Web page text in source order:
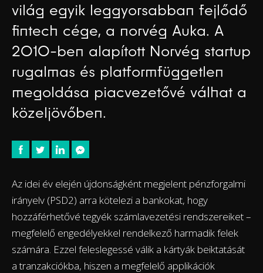
világ egyik leggyorsabban fejlődő
fintech cége, a norvég Auka. A
2010-ben alapított Norvég startup
rugalmas és platformfüggetlen
megoldása piacvezetővé válhat a
közeljövőben.
Az idei év elején újdonságként megjelent pénzforgalmi
irányelv (PSD2) arra kötelezi a bankokat, hogy
hozzáférhetővé tegyék számlavezetési rendszereiket –
megfelelő engedélyekkel rendelkező harmadik felek
számára. Ezzel feleslegessé válik a kártyák beiktatását
a tranzakciókba, hiszen a megfelelő applikációk